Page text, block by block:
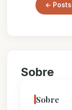
←
Sobre
Sobre